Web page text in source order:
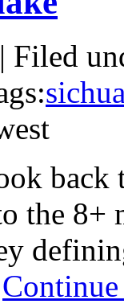
Filed
back
the